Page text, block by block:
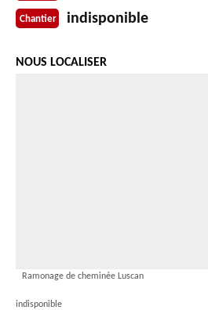
Chantier indisponible
NOUS LOCALISER
Ramonage de cheminée Luscan
indisponible